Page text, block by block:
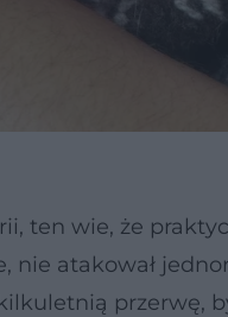
ten wie, że
nie atakował
przerwę,